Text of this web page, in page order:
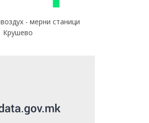
- мерни станици
Крушево